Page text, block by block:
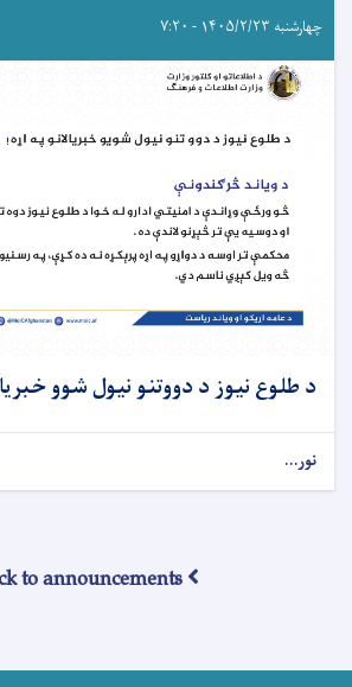
چهارشنبه ۱۴۰۵/۲/۲۳ - ۷:۲۰
د طلوع نیوز د دووتنو نیول شوو
نور...
to announcements